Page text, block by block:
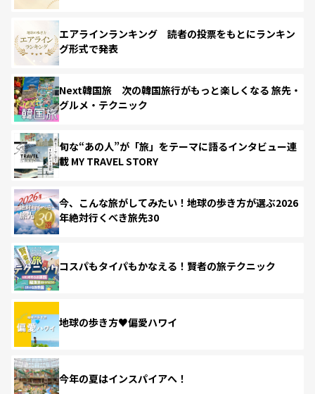
エアラインランキング 読者の投票をもとにランキン
グ形式で発表
Next韓国旅 次の韓国旅行がもっと楽しくなる 旅先・
グルメ・テクニック
旬な“あの人”が「旅」をテーマに語るインタビュー連
載 MY TRAVEL STORY
今、こんな旅がしてみたい！地球の歩き方が選ぶ2026
年絶対行くべき旅先30
コスパもタイパもかなえる！賢者の旅テクニック
地球の歩き方♥偏愛ハワイ
今年の夏はインスパイアへ！